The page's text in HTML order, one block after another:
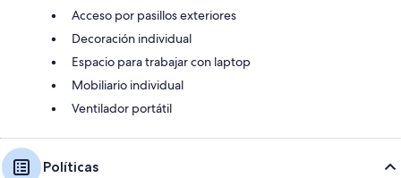
Acceso por pasillos exteriores
Decoración individual
Espacio para trabajar con laptop
Mobiliario individual
Ventilador portátil
Políticas